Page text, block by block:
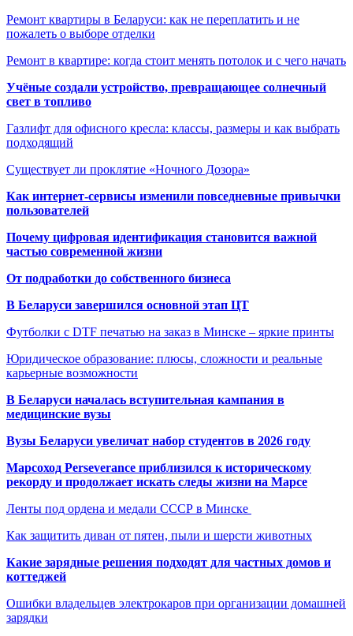
Ремонт квартиры в Беларуси: как не переплатить и не
пожалеть о выборе отделки
Ремонт в квартире: когда стоит менять потолок и с чего начать
Учёные создали устройство, превращающее солнечный
свет в топливо
Газлифт для офисного кресла: классы, размеры и как выбрать
подходящий
Существует ли проклятие «Ночного Дозора»
Как интернет-сервисы изменили повседневные привычки
пользователей
Почему цифровая идентификация становится важной
частью современной жизни
От подработки до собственного бизнеса
В Беларуси завершился основной этап ЦТ
Футболки с DTF печатью на заказ в Минске – яркие принты
Юридическое образование: плюсы, сложности и реальные
карьерные возможности
В Беларуси началась вступительная кампания в
медицинские вузы
Вузы Беларуси увеличат набор студентов в 2026 году
Марсоход Perseverance приблизился к историческому
рекорду и продолжает искать следы жизни на Марсе
Ленты под ордена и медали СССР в Минске
Как защитить диван от пятен, пыли и шерсти животных
Какие зарядные решения подходят для частных домов и
коттеджей
Ошибки владельцев электрокаров при организации домашней
зарядки